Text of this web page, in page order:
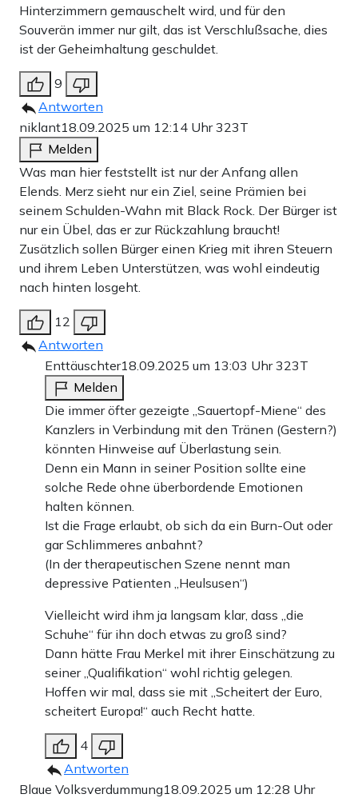
Hinterzimmern gemauschelt wird, und für den
Souverän immer nur gilt, das ist Verschlußsache, dies
ist der Geheimhaltung geschuldet.
9
Antworten
niklant18.09.2025 um 12:14 Uhr323T
Melden
Was man hier feststellt ist nur der Anfang allen
Elends. Merz sieht nur ein Ziel, seine Prämien bei
seinem Schulden-Wahn mit Black Rock. Der Bürger ist
nur ein Übel, das er zur Rückzahlung braucht!
Zusätzlich sollen Bürger einen Krieg mit ihren Steuern
und ihrem Leben Unterstützen, was wohl eindeutig
nach hinten losgeht.
12
Antworten
Enttäuschter18.09.2025 um 13:03 Uhr323T
Melden
Die immer öfter gezeigte „Sauertopf-Miene“ des
Kanzlers in Verbindung mit den Tränen (Gestern?)
könnten Hinweise auf Überlastung sein.
Denn ein Mann in seiner Position sollte eine
solche Rede ohne überbordende Emotionen
halten können.
Ist die Frage erlaubt, ob sich da ein Burn-Out oder
gar Schlimmeres anbahnt?
(In der therapeutischen Szene nennt man
depressive Patienten „Heulsusen“)
Vielleicht wird ihm ja langsam klar, dass „die
Schuhe“ für ihn doch etwas zu groß sind?
Dann hätte Frau Merkel mit ihrer Einschätzung zu
seiner „Qualifikation“ wohl richtig gelegen.
Hoffen wir mal, dass sie mit „Scheitert der Euro,
scheitert Europa!“ auch Recht hatte.
4
Antworten
Blaue Volksverdummung18.09.2025 um 12:28 Uhr